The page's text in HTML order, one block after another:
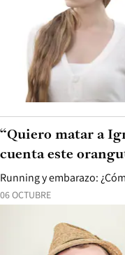
06 OCTUBRE
Running y embarazo:
“Quiero matar a
cuenta este